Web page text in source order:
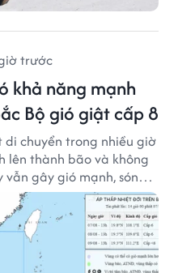
trước
khả năng mạnh
Bộ gió giật cấp 8
chuyển trong nhiều giờ
lên thành bão và không
gây gió mạnh, sóng